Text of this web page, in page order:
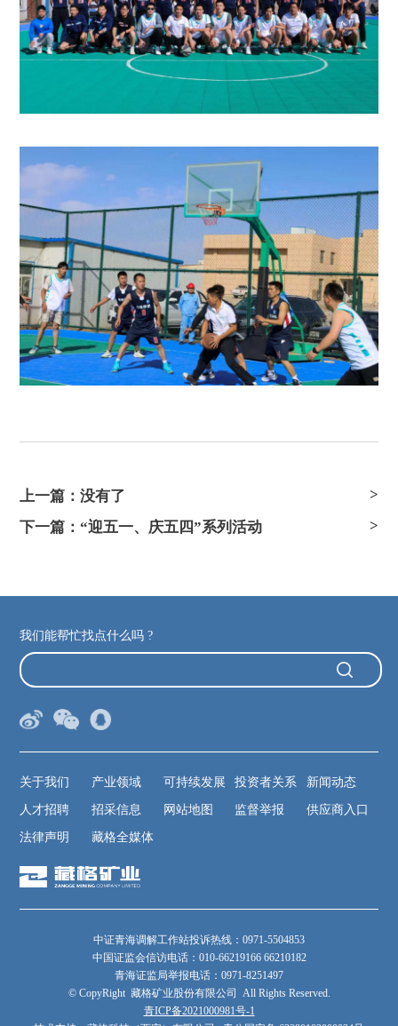
上一篇：没有了
下一篇：“迎五一、庆五四”系列活动
我们能帮忙找点什么吗 ?
关于我们 产业领域 可持续发展 投资者关系
新闻动态
人才招聘
招采信息 网站地图 监督举报
供应商入口
法律声明
藏格全媒体
中证青海调解工作站投诉热线：0971-5504853
中国证监会信访电话：010-66219166 66210182
青海证监局举报电话：0971-8251497
© CopyRight 藏格矿业股份有限公司 All Rights Reserved.
青ICP备2021000981号-1